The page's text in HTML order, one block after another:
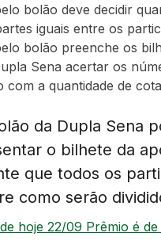
bolão deve decidir
iguais entre os
bolão preenche os
Sena acertar os
a quantidade de
da Dupla Sena
o bilhete da
que todos os
como serão
hoje 22/09 Prêmio é de